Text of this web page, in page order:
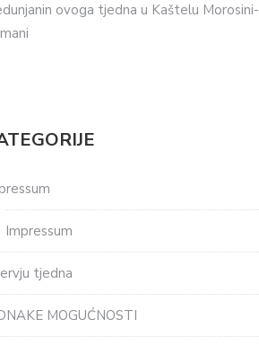
ovoga tjedna u Kaštelu Morosini-
Impressum
tjedna
MOGUĆNOSTI